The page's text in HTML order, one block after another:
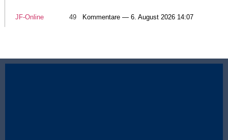
JF-Online 49 Kommentare — 6. August 2026 14:07